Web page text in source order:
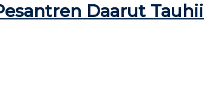
Daarut